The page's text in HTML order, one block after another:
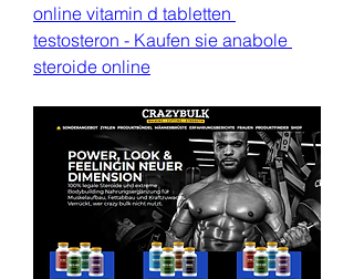
online vitamin d tabletten
testosteron - Kaufen sie anabole
steroide online